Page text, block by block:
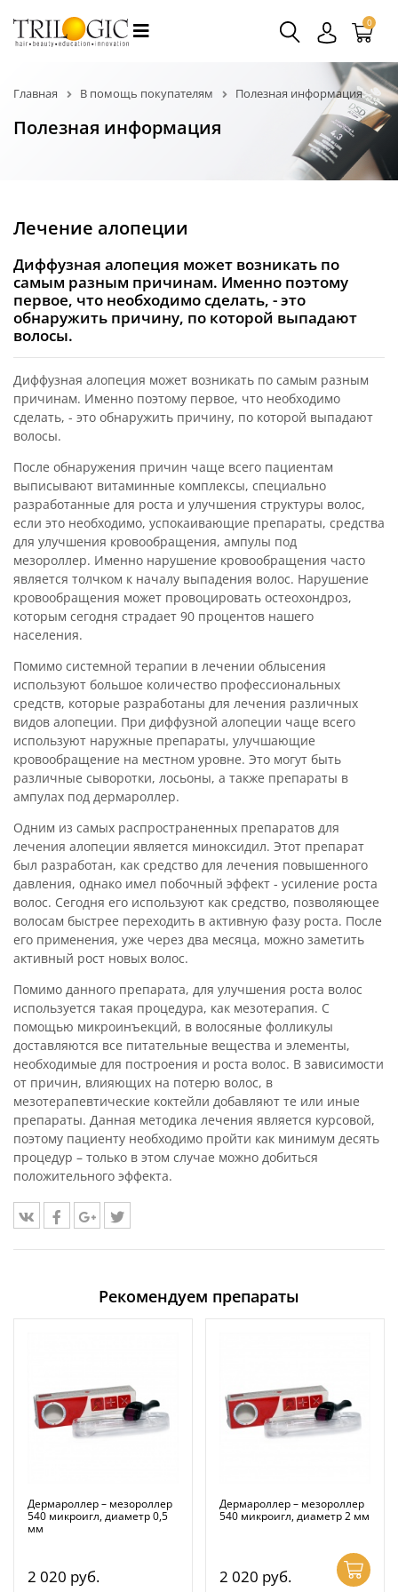
0
Главная В помощь покупателям Полезная информация
Полезная информация
Лечение алопеции
Диффузная алопеция может возникать по
самым разным причинам. Именно поэтому
первое, что необходимо сделать, - это
обнаружить причину, по которой выпадают
волосы.
Диффузная алопеция может возникать по самым разным
причинам. Именно поэтому первое, что необходимо
сделать, - это обнаружить причину, по которой выпадают
волосы.
После обнаружения причин чаще всего пациентам
выписывают витаминные комплексы, специально
разработанные для роста и улучшения структуры волос,
если это необходимо, успокаивающие препараты, средства
для улучшения кровообращения, ампулы под
мезороллер. Именно нарушение кровообращения часто
является толчком к началу выпадения волос. Нарушение
кровообращения может провоцировать остеохондроз,
которым сегодня страдает 90 процентов нашего
населения.
Помимо системной терапии в лечении облысения
используют большое количество профессиональных
средств, которые разработаны для лечения различных
видов алопеции. При диффузной алопеции чаще всего
используют наружные препараты, улучшающие
кровообращение на местном уровне. Это могут быть
различные сыворотки, лосьоны, а также препараты в
ампулах под дермароллер.
Одним из самых распространенных препаратов для
лечения алопеции является миноксидил. Этот препарат
был разработан, как средство для лечения повышенного
давления, однако имел побочный эффект - усиление роста
волос. Сегодня его используют как средство, позволяющее
волосам быстрее переходить в активную фазу роста. После
его применения, уже через два месяца, можно заметить
активный рост новых волос.
Помимо данного препарата, для улучшения роста волос
используется такая процедура, как мезотерапия. С
помощью микроинъекций, в волосяные фолликулы
доставляются все питательные вещества и элементы,
необходимые для построения и роста волос. В зависимости
от причин, влияющих на потерю волос, в
мезотерапевтические коктейли добавляют те или иные
препараты. Данная методика лечения является курсовой,
поэтому пациенту необходимо пройти как минимум десять
процедур – только в этом случае можно добиться
положительного эффекта.
Рекомендуем препараты
Дермароллер – мезороллер
540 микроигл, диаметр 0,5
мм
2 020 руб.
Дермароллер – мезороллер
540 микроигл, диаметр 2 мм
2 020 руб.